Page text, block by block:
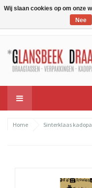
Home
Sinterklaas
Wij slaan cookies op om onze
Nee